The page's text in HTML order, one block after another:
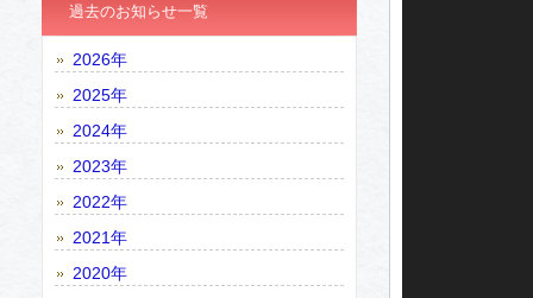
過去のお知らせ一覧
2026年
2025年
2024年
2023年
2022年
2021年
2020年